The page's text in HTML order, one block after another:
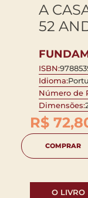
A
52
ISBN:
Idioma:
Número de
Dimensões:
R$
COMPRAR
O LIVRO